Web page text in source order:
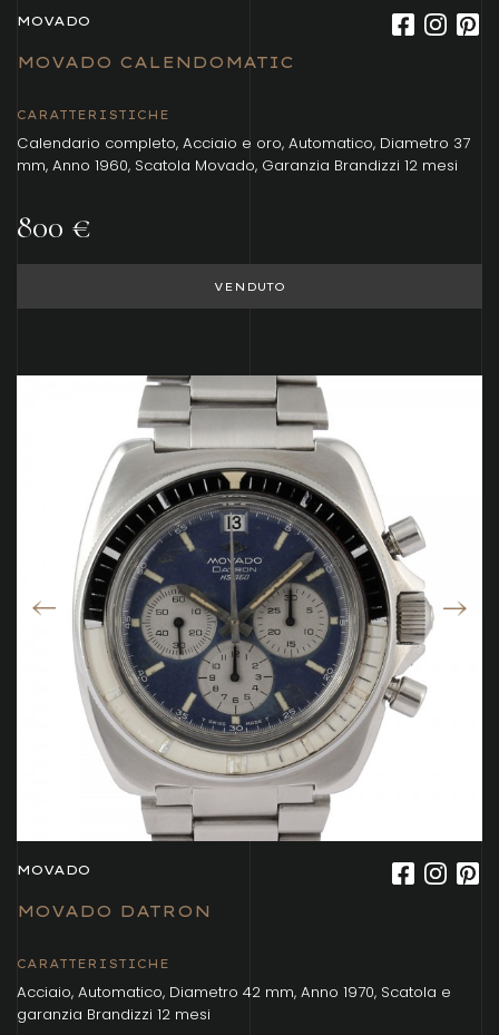
MOVADO
MOVADO CALENDOMATIC
CARATTERISTICHE
Calendario completo, Acciaio e oro, Automatico, Diametro 37
mm, Anno 1960, Scatola Movado, Garanzia Brandizzi 12 mesi
800 €
VENDUTO
MOVADO
MOVADO DATRON
CARATTERISTICHE
Acciaio, Automatico, Diametro 42 mm, Anno 1970, Scatola e
garanzia Brandizzi 12 mesi